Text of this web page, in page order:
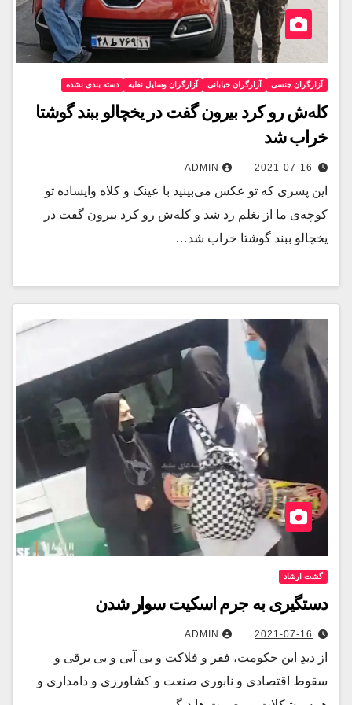
آزارگران جنسی آزارگران خیابانی آزارگران وسایل نقلیه دسته بندی نشده
کله‌ش رو کرد بیرون گفت در یخچالو ببند گوشتا
خراب شد
2021-07-16
ADMIN
این پسری که تو عکس می‌بینید با عینک و کلاه وایساده تو
کوچه‌ی ما از بغلم رد شد و کله‌ش رو کرد بیرون گفت در
یخچالو ببند گوشتا خراب شد…
گشت ارشاد
دستگیری به جرم اسکیت سوار شدن
2021-07-16
ADMIN
از دیدِ این حکومت، فقر و فلاکت و بی آبی و بی برقی و
سقوط اقتصادی و نابوری صنعت و کشاورزی و دامداری و